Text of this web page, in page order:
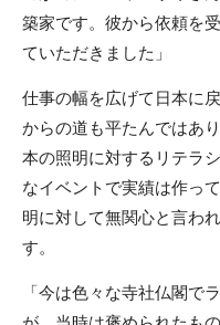
築家です。彼から依頼を
ていただきました」
仕事の幅を広げて日本に
からの道も平たんではあ
本の照明に対するリテラ
なイベントで実績は作っ
明に対して無関心と言わ
す。
「今は色々な寺社仏閣で